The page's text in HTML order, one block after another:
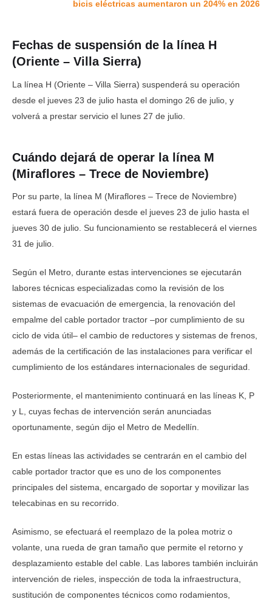
bicis eléctricas aumentaron un 204% en 2026
Fechas de suspensión de la línea H
(Oriente – Villa Sierra)
La línea H (Oriente – Villa Sierra) suspenderá su operación
desde el jueves 23 de julio hasta el domingo 26 de julio, y
volverá a prestar servicio el lunes 27 de julio.
Cuándo dejará de operar la línea M
(Miraflores – Trece de Noviembre)
Por su parte, la línea M (Miraflores – Trece de Noviembre)
estará fuera de operación desde el jueves 23 de julio hasta el
jueves 30 de julio. Su funcionamiento se restablecerá el viernes
31 de julio.
Según el Metro, durante estas intervenciones se ejecutarán
labores técnicas especializadas como la revisión de los
sistemas de evacuación de emergencia, la renovación del
empalme del cable portador tractor –por cumplimiento de su
ciclo de vida útil– el cambio de reductores y sistemas de frenos,
además de la certificación de las instalaciones para verificar el
cumplimiento de los estándares internacionales de seguridad.
Posteriormente, el mantenimiento continuará en las líneas K, P
y L, cuyas fechas de intervención serán anunciadas
oportunamente, según dijo el Metro de Medellín.
En estas líneas las actividades se centrarán en el cambio del
cable portador tractor que es uno de los componentes
principales del sistema, encargado de soportar y movilizar las
telecabinas en su recorrido.
Asimismo, se efectuará el reemplazo de la polea motriz o
volante, una rueda de gran tamaño que permite el retorno y
desplazamiento estable del cable. Las labores también incluirán
intervención de rieles, inspección de toda la infraestructura,
sustitución de componentes técnicos como rodamientos,